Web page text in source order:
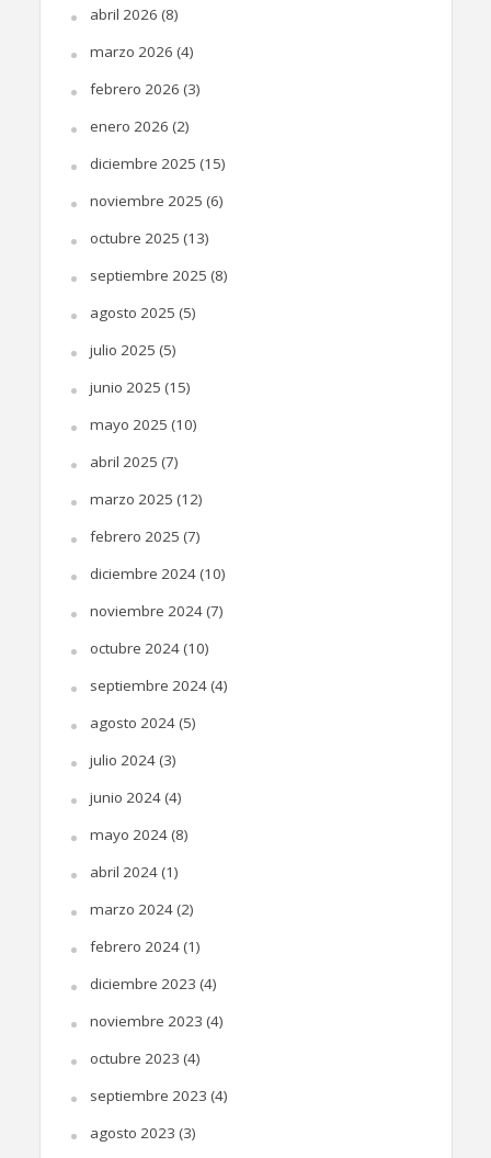
abril 2026 (8)
marzo 2026 (4)
febrero 2026 (3)
enero 2026 (2)
diciembre 2025 (15)
noviembre 2025 (6)
octubre 2025 (13)
septiembre 2025 (8)
agosto 2025 (5)
julio 2025 (5)
junio 2025 (15)
mayo 2025 (10)
abril 2025 (7)
marzo 2025 (12)
febrero 2025 (7)
diciembre 2024(10)
noviembre 2024(7)
octubre 2024(10)
septiembre 2024(4)
agosto 2024(5)
julio 2024(3)
junio 2024(4)
mayo 2024(8)
abril 2024(1)
marzo 2024(2)
febrero 2024(1)
diciembre 2023 (4)
noviembre 2023 (4)
octubre 2023 (4)
septiembre 2023 (4)
agosto 2023 (3)